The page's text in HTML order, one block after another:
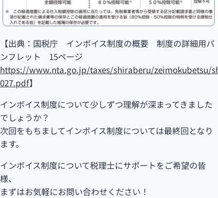
【出典：国税庁 インボイス制度の概要 制度の詳細用パ
ンフレット 15ページ
https://www.nta.go.jp/taxes/shiraberu/zeimokubetsu/
027.pdf】
インボイス制度について少しずつ理解が深まってきました
でしょうか？
次回をもちましてインボイス制度については最終回となり
ます。
インボイス制度について税理士にサポートをご希望の皆
様、
まずはお気軽にお問い合わせください！